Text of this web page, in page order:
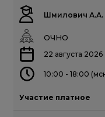
Шмилович А.А.
ОЧНО
22 августа 2026
10:00 - 18:00
Участие платное